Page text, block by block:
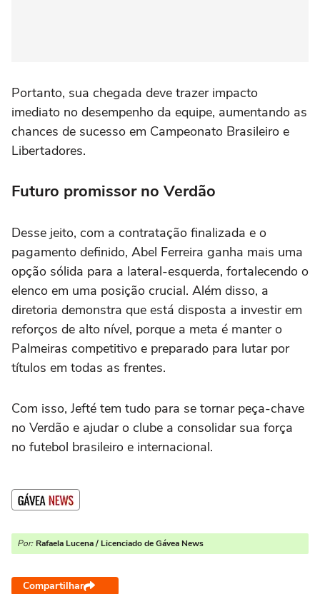
Portanto, sua chegada deve trazer impacto
imediato no desempenho da equipe, aumentando as
chances de sucesso em Campeonato Brasileiro e
Libertadores.
Futuro promissor no Verdão
Desse jeito, com a contratação finalizada e o
pagamento definido, Abel Ferreira ganha mais uma
opção sólida para a lateral-esquerda, fortalecendo o
elenco em uma posição crucial. Além disso, a
diretoria demonstra que está disposta a investir em
reforços de alto nível, porque a meta é manter o
Palmeiras competitivo e preparado para lutar por
títulos em todas as frentes.
Com isso, Jefté tem tudo para se tornar peça-chave
no Verdão e ajudar o clube a consolidar sua força
no futebol brasileiro e internacional.
Por: Rafaela Lucena / Licenciado de Gávea News
Compartilhar